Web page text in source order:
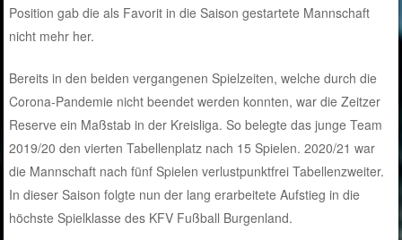
Position gab die als Favorit in die Saison gestartete Mannschaft
nicht mehr her.
Bereits in den beiden vergangenen Spielzeiten, welche durch die
Corona-Pandemie nicht beendet werden konnten, war die Zeitzer
Reserve ein Maßstab in der Kreisliga. So belegte das junge Team
2019/20 den vierten Tabellenplatz nach 15 Spielen. 2020/21 war
die Mannschaft nach fünf Spielen verlustpunktfrei Tabellenzweiter.
In dieser Saison folgte nun der lang erarbeitete Aufstieg in die
höchste Spielklasse des KFV Fußball Burgenland.